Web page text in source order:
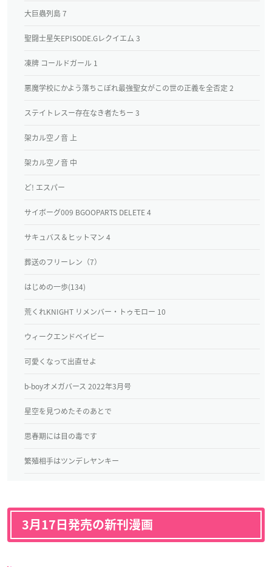
大巨蟲列島 7
聖闘士星矢EPISODE.Gレクイエム 3
凍牌 コールドガール 1
悪魔学校にかよう落ちこぼれ最強聖女がこの世の正義を全否定 2
ステイトレスー存在なき者たちー 3
架カル空ノ音 上
架カル空ノ音 中
ど! エスパー
サイボーグ009 BGOOPARTS DELETE 4
サキュバス＆ヒットマン 4
葬送のフリーレン（7）
はじめの一歩(134)
荒くれKNIGHT リメンバー・トゥモロー 10
ウィークエンドベイビー
可愛くなって出直せよ
b-boyオメガバース 2022年3月号
星空を見つめたそのあとで
思春期には目の毒です
繁殖相手はツンデレヤンキー
3月17日発売の新刊漫画